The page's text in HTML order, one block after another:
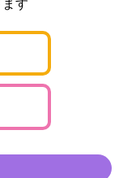
す